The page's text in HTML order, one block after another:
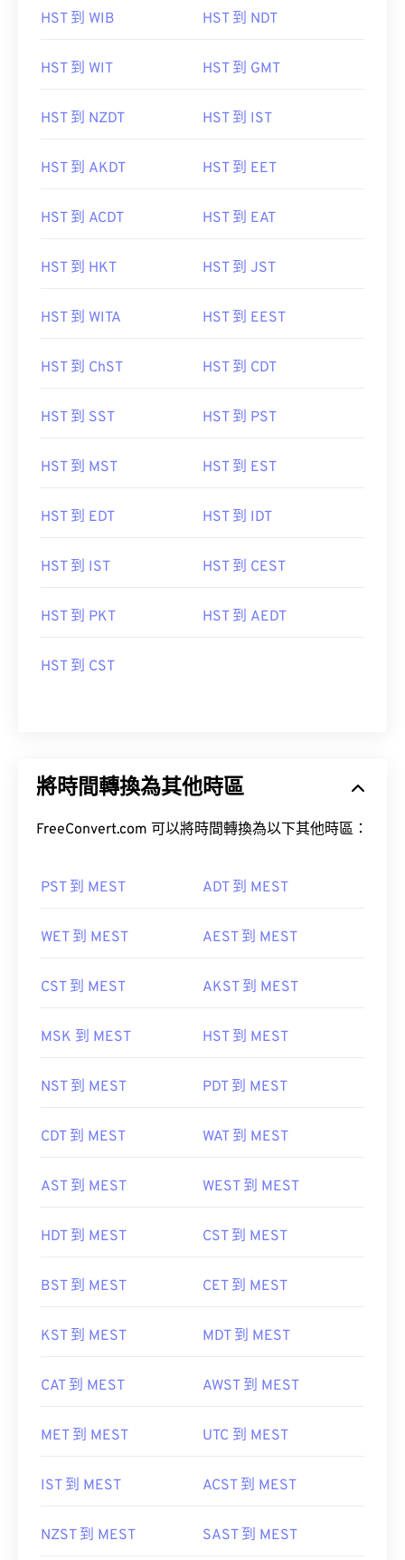
HST 到 WIB HST 到 NDT
HST 到 WIT HST 到 GMT
HST 到 NZDT HST 到 IST
HST 到 AKDT HST 到 EET
HST 到 ACDT HST 到 EAT
HST 到 HKT HST 到 JST
HST 到 WITA HST 到 EEST
HST 到 ChST HST 到 CDT
HST 到 SST HST 到 PST
HST 到 MST HST 到 EST
HST 到 EDT HST 到 IDT
HST 到 IST HST 到 CEST
HST 到 PKT HST 到 AEDT
HST 到 CST
將時間轉換為其他時區
FreeConvert.com 可以將時間轉換為以下其他時區：
PST 到 MEST ADT 到 MEST
WET 到 MEST AEST 到 MEST
CST 到 MEST AKST 到 MEST
MSK 到 MEST HST 到 MEST
NST 到 MEST PDT 到 MEST
CDT 到 MEST WAT 到 MEST
AST 到 MEST WEST 到 MEST
HDT 到 MEST CST 到 MEST
BST 到 MEST CET 到 MEST
KST 到 MEST MDT 到 MEST
CAT 到 MEST AWST 到 MEST
MET 到 MEST UTC 到 MEST
IST 到 MEST ACST 到 MEST
NZST 到 MEST SAST 到 MEST